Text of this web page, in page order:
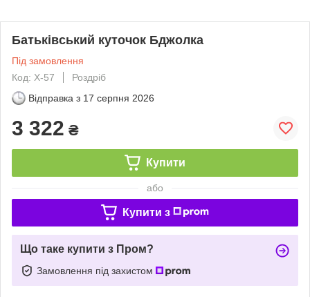
Батьківський куточок Бджолка
Під замовлення
Код: Х-57
Роздріб
Відправка з 17 серпня 2026
3 322 ₴
Купити
або
Купити з
Що таке купити з Пром?
Замовлення під захистом